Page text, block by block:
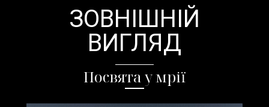
ЗОВНІШНІЙ
ВИГЛЯД
Посвята у мрії